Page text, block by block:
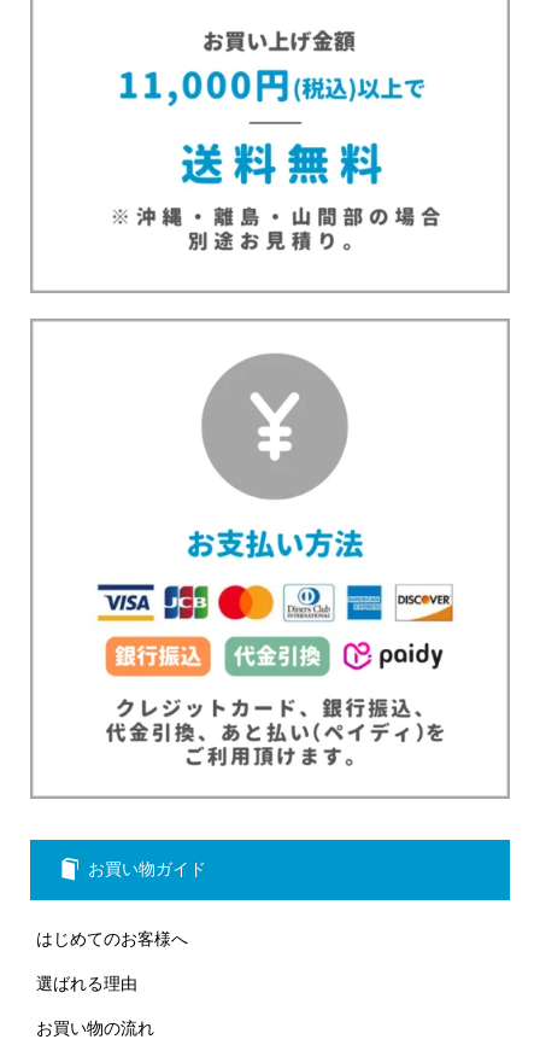
お買い物ガイド
はじめてのお客様へ
選ばれる理由
お買い物の流れ